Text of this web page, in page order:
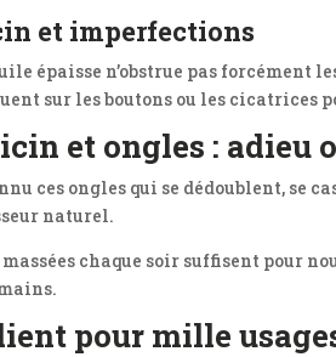
et imperfections
épaisse n’obstrue pas
sur les boutons ou les cicatrices
et ongles : adieu
ces ongles qui se dédoublent, se
naturel.
massées chaque soir suffisent pour
pour mille